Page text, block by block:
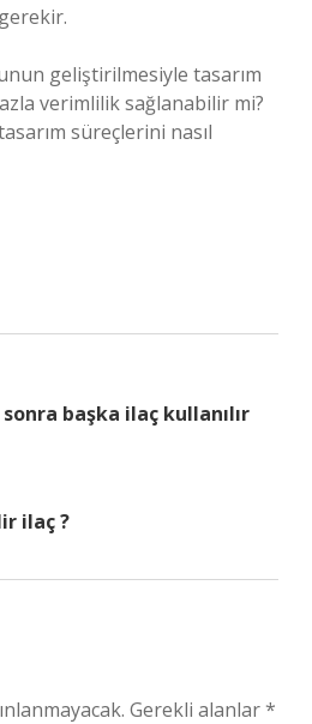
geliştirilmesiyle tasarım
verimlilik sağlanabilir mi?
süreçlerini nasıl
başka ilaç kullanılır
ilaç ?
Gerekli alanlar*